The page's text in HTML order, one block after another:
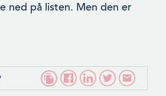
ned på listen. Men den er